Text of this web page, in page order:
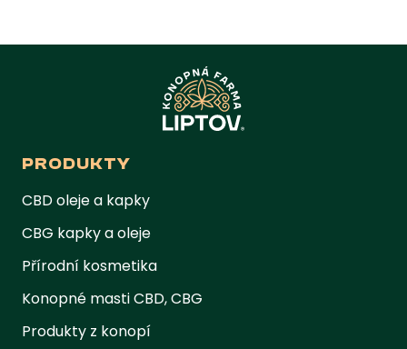
PRODUKTY
CBD oleje a kapky
CBG kapky a oleje
Přírodní kosmetika
Konopné masti CBD, CBG
Produkty z konopí